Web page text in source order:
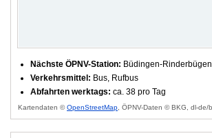
Nächste ÖPNV-Station: Büdingen-
Verkehrsmittel: Bus, Rufbus
Abfahrten werktags: ca. 38 pro Tag
Kartendaten ©OpenStreetMap , ÖPNV-Daten © BKG, dl-de/